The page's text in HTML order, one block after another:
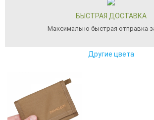
БЫСТРАЯ ДОСТАВКА
Максимально быстрая отправка
Другие цвета